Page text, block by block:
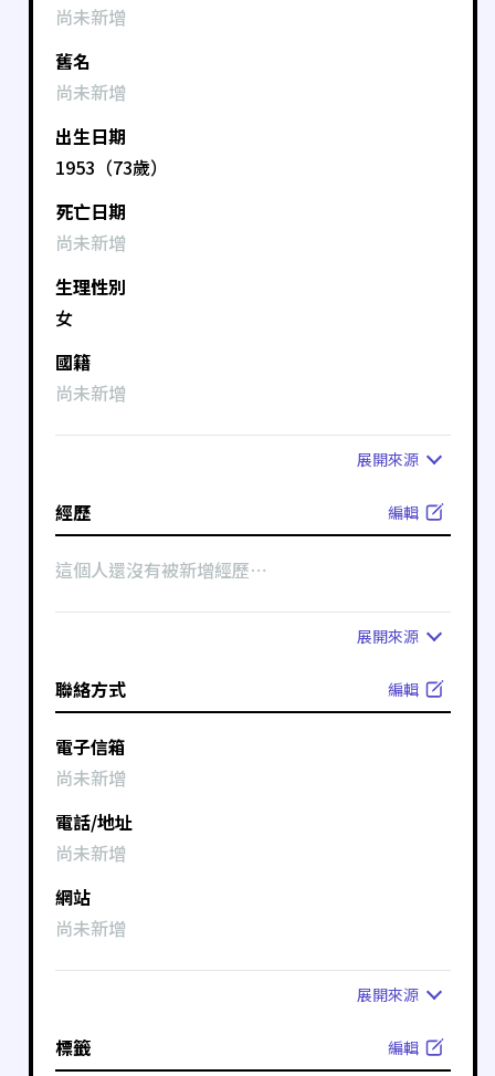
尚未新增
舊名
尚未新增
出生日期
1953（73歲）
死亡日期
尚未新增
生理性別
女
國籍
尚未新增
展開來源
經歷 編輯
這個人還沒有被新增經歷⋯
展開來源
聯絡方式 編輯
電子信箱
尚未新增
電話/地址
尚未新增
網站
尚未新增
展開來源
標籤 編輯